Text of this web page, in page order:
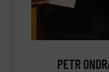
PETR